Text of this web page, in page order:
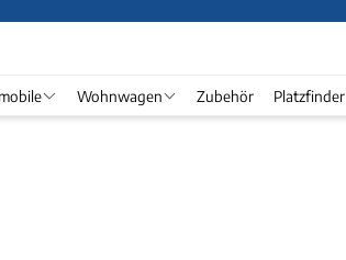
Wohnwagen Zubehör Platzfinder